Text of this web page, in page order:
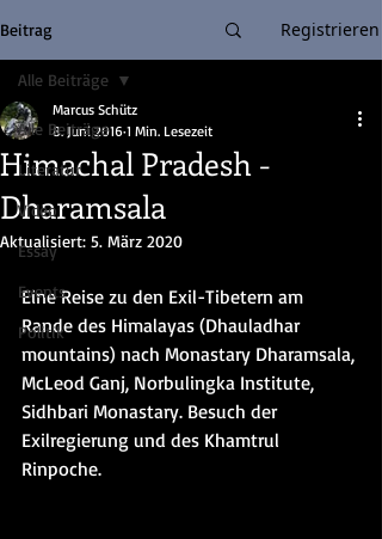
Beitrag Registrieren
Alle Beiträge
Literatur
Video
Essay
Events
Politik
Alle Beiträge
Himachal Pradesh -
Dharamsala
Marcus Schütz
8. Juni 2016 1 Min. Lesezeit
Aktualisiert: 5. März 2020
Eine Reise zu den Exil-Tibetern am
Rande des Himalayas (Dhauladhar
mountains) nach Monastary Dharamsala,
McLeod Ganj, Norbulingka Institute,
Sidhbari Monastary. Besuch der
Exilregierung und des Khamtrul
Rinpoche.